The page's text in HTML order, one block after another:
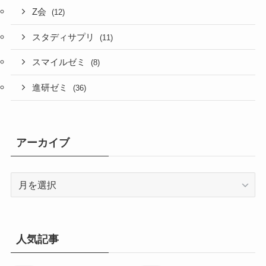
Z会 (12)
スタディサプリ (11)
スマイルゼミ (8)
進研ゼミ (36)
アーカイブ
ブ人気記事